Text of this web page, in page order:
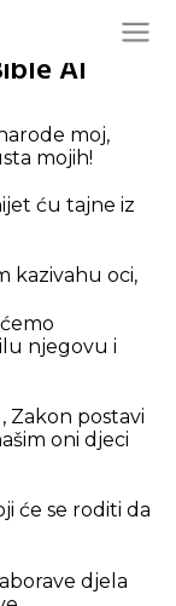
AI
moj,
mojih!
ću tajne iz
kazivahu oci,
njegovu i
Zakon postavi
oni djeci
će se roditi da
djela